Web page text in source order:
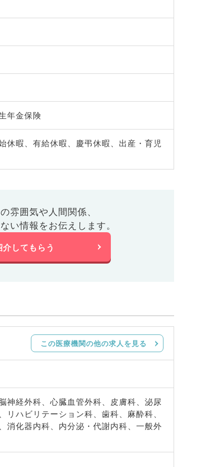
年金保険
休暇、有給休暇、慶弔休暇、出産・育児
雰囲気や人間関係、
い情報をお伝えします。
してもらう
この医療機関の他の求人を見る
神経外科、心臓血管外科、皮膚科、泌尿
ハビリテーション科、歯科、麻酔科、
消化器内科、内分泌・代謝内科、一般外